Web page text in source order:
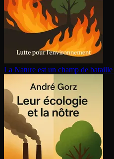
La Nature est un champ de bataille